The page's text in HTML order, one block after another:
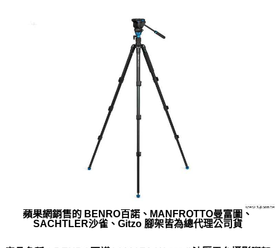
蘋果網銷售的 BENRO百諾、MANFROTTO曼富圖、
SACHTLER沙雀、Gitzo 腳架皆為總代理公司貨